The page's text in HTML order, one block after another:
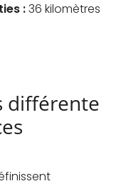
:36 kilomètres
différente